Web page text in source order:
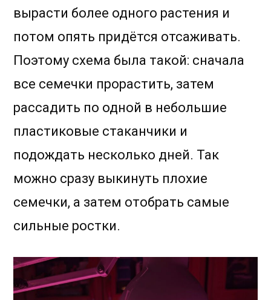
вырасти более одного растения и
потом опять придётся отсаживать.
Поэтому схема была такой: сначала
все семечки прорастить, затем
рассадить по одной в небольшие
пластиковые стаканчики и
подождать несколько дней. Так
можно сразу выкинуть плохие
семечки, а затем отобрать самые
сильные ростки.